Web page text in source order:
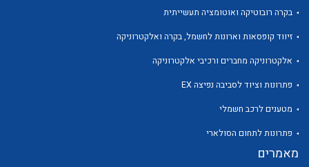
בקרה רובוטיקה ואוטומציה תעשייתית
זיווד קופסאות וארונות לחשמל, בקרה ואלקטרוניקה
אלקטרוניקה מחברים ורכיבי אלקטרוניקה
פתרונות וציוד לסביבה נפיצה EX
מטענים לרכב חשמלי
פתרונות לתחום הסולארי
מאמרים